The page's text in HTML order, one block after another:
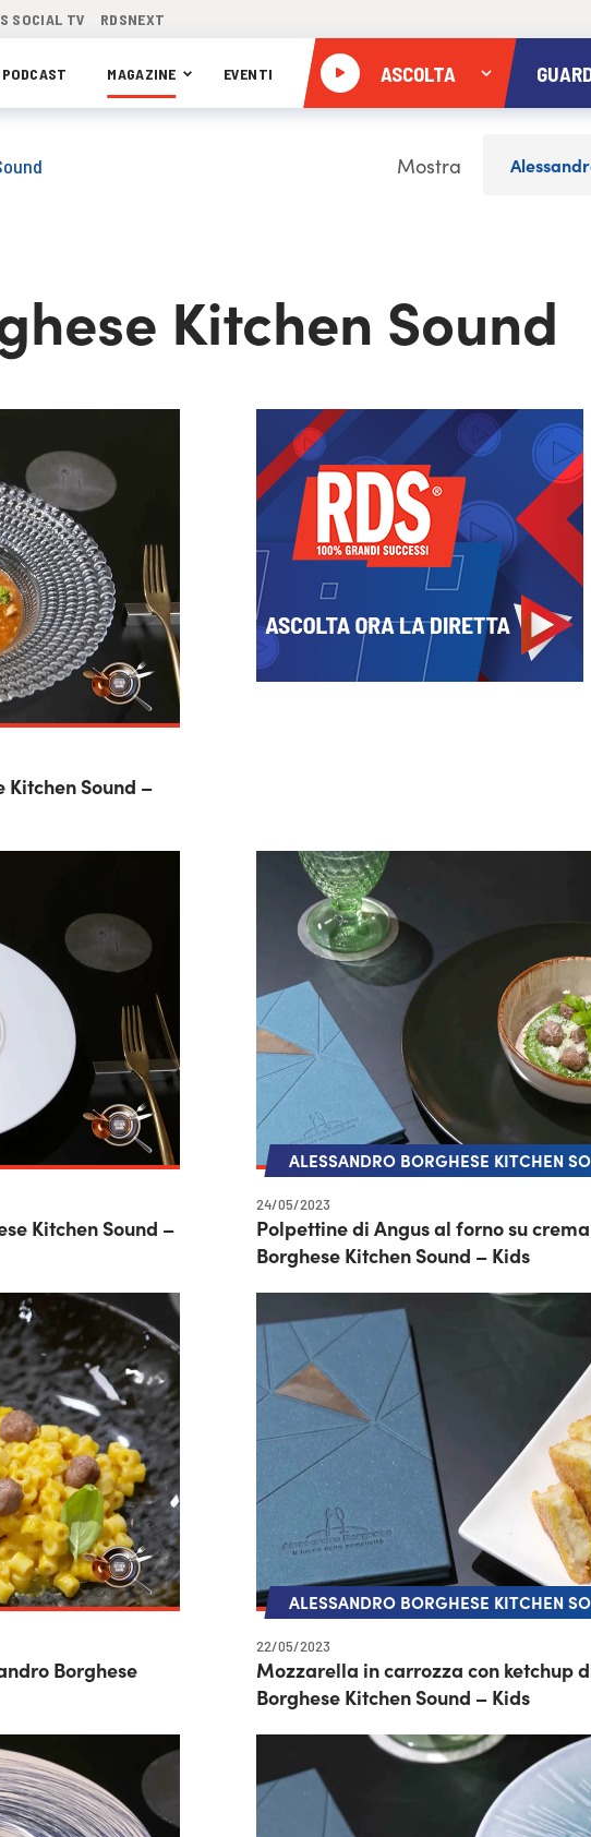
SOCIAL TV RDSNEXT
PODCAST MAGAZINE EVENTI ASCOLTA
Mostra
Kitchen Sound
Kitchen Sound –
Kitchen Sound –
ALESSANDRO BORGHESE KITCHEN
24/05/2023
Polpettine di Angus al forno su
Borghese Kitchen Sound – Kids
Borghese
ALESSANDRO BORGHESE KITCHEN
22/05/2023
Mozzarella in carrozza con ketchup
Borghese Kitchen Sound – Kids